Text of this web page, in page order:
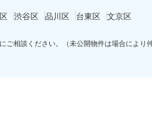
渋谷区 品川区 台東区 文京区
ご相談ください。（未公開物件は場合により